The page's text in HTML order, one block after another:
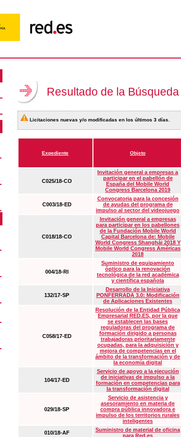
Resultado de la Búsqueda
Licitaciones nuevas y/o modificadas en los últimos 3 días.
Expediente Objeto
C025/18-CO
Invitación general a empresas a
participar en el pabellón de
España del Mobile World
Congress Barcelona 2019
C003/18-ED
Convocatoria para la concesión
de ayudas del programa de
impulso al sector del videojuego
C018/18-CO
Invitación general a empresas
para participar en los pabellones
de la Fundación Mobile World
Capital Barcelona de: Mobile
World Congress Shanghái 2018 Y
Mobile World Congress Américas
2018
004/18-RI
Suministro de equipamiento
óptico para la renovación
tecnológica de la red académica
y científica española
132/17-SP
Desarrollo de la Iniciativa
PONFERRADA 3.0: Modificación
de Aplicaciones Existentes
C058/17-ED
Resolución de la Entidad Pública
Empresarial RED.ES, por la que
se establecen las bases
reguladoras del programa de
formación dirigido a personas
trabajadoras prioritariamente
ocupadas, para la adquisición y
mejora de competencias en el
ámbito de la transformación y de
la economía digital
104/17-ED
Servicio de apoyo a la ejecución
de iniciativas de impulso a la
formación en competencias para
la transformación digital
029/18-SP
Servicio de asistencia y
asesoramiento en materia de
compra pública innovadora e
impulso de los territorios rurales
inteligentes
010/18-AF
Suministro de material de oficina
para Red.es